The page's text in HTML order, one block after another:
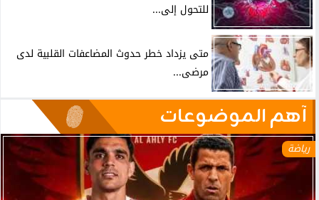
للتحول إلى...
متى يزداد خطر حدوث المضاعفات القلبية لدى
مرضى...
آهم الموضوعات
رياضة